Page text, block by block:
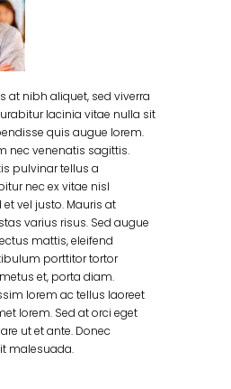
at nibh aliquet, sed viverra
lacinia vitae nulla sit
quis augue lorem.
nec venenatis sagittis.
pulvinar tellus a
nec ex vitae nisl
vel justo. Mauris at
varius risus. Sed augue
mattis, eleifend
porttitor tortor
et, porta diam.
lorem ac tellus laoreet
lorem. Sed at orci eget
ut et ante. Donec
malesuada.